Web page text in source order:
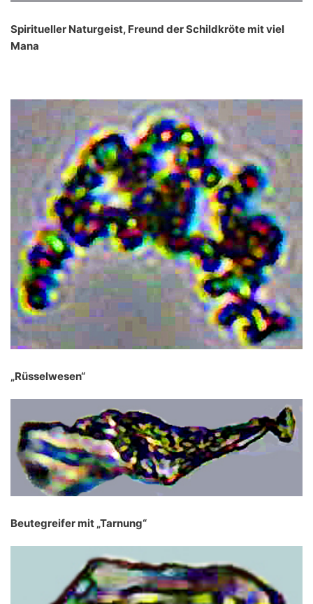
Spiritueller Naturgeist, Freund der Schildkröte mit viel
Mana
„Rüsselwesen“
Beutegreifer mit „Tarnung“